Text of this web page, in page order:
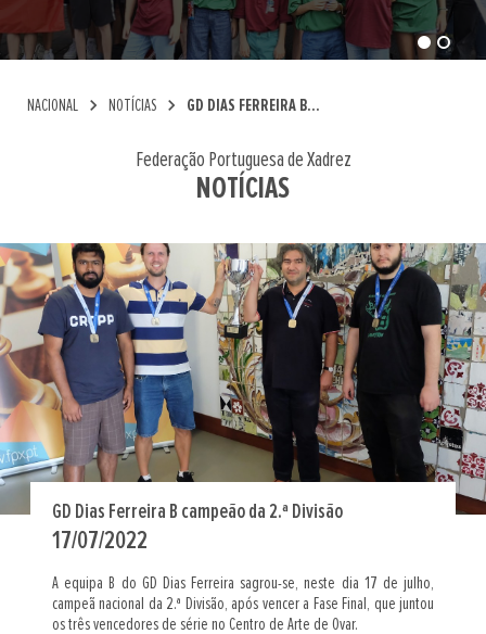
NACIONAL chevron_right NOTÍCIAS chevron_right GD DIAS FERREIRA B...
Federação Portuguesa de Xadrez
NOTÍCIAS
GD Dias Ferreira B campeão da 2.ª Divisão
17/07/2022
A equipa B do GD Dias Ferreira sagrou-se, neste dia 17 de julho,
campeã nacional da 2.ª Divisão, após vencer a Fase Final, que juntou
os três vencedores de série no Centro de Arte de Ovar.